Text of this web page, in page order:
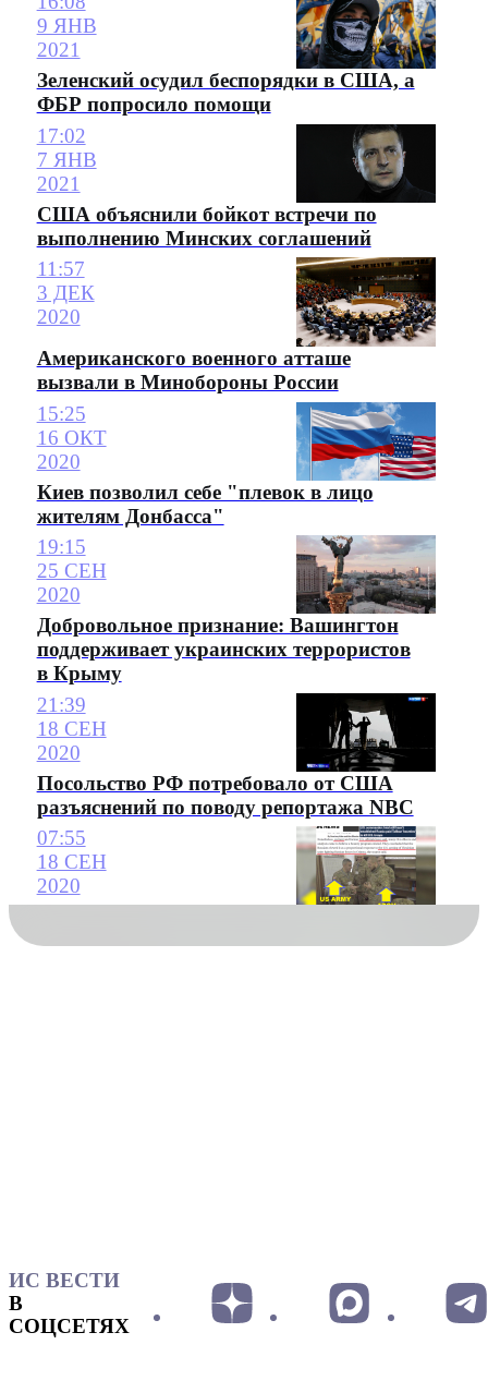
9 ЯНВ
2021
Зеленский осудил беспорядки в США, а
ФБР попросило помощи
17:02
7 ЯНВ
2021
США объяснили бойкот встречи по
выполнению Минских соглашений
11:57
3 ДЕК
2020
Американского военного атташе
вызвали в Минобороны России
15:25
16 ОКТ
2020
Киев позволил себе "плевок в лицо
жителям Донбасса"
19:15
25 СЕН
2020
Добровольное признание: Вашингтон
поддерживает украинских террористов
в Крыму
21:39
18 СЕН
2020
Посольство РФ потребовало от США
разъяснений по поводу репортажа NBC
07:55
18 СЕН
2020
ИС ВЕСТИ
В
СОЦСЕТЯХ